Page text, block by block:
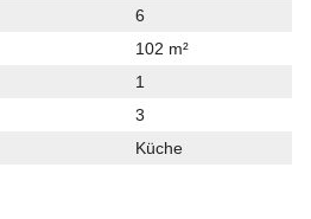
6
102 m²
1
3
Küche